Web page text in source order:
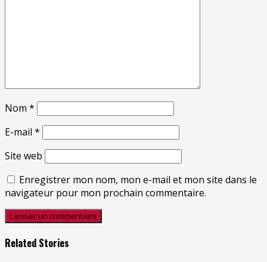
Nom *
E-mail *
Site web
Enregistrer mon nom, mon e-mail et mon site dans le
navigateur pour mon prochain commentaire.
Related Stories